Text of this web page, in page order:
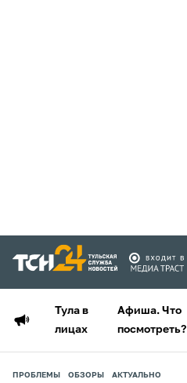
Тула в
лицах
Афиша. Что
посмотреть?
ПРОБЛЕМЫ ОБЗОРЫ АКТУАЛЬНО